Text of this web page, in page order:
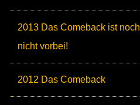
2013 Das Comeback ist noch
nicht vorbei!
2012 Das Comeback